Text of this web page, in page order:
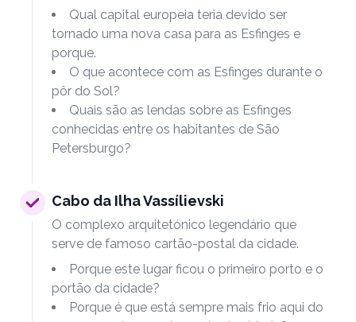
Qual capital europeia teria devido ser
tornado uma nova casa para as Esfinges e
porque.
O que acontece com as Esfinges durante o
pôr do Sol?
Quais são as lendas sobre as Esfinges
conhecidas entre os habitantes de São
Petersburgo?
Cabo da Ilha Vassílievski
O complexo arquitetónico legendário que
serve de famoso cartão-postal da cidade.
Porque este lugar ficou o primeiro porto e o
portão da cidade?
Porque é que está sempre mais frio aqui do